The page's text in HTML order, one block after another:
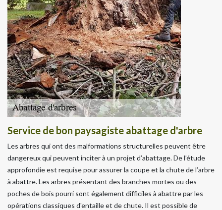
Service de bon paysagiste abattage d'arbre
Les arbres qui ont des malformations structurelles peuvent être
dangereux qui peuvent inciter à un projet d’abattage. De l’étude
approfondie est requise pour assurer la coupe et la chute de l’arbre
à abattre. Les arbres présentant des branches mortes ou des
poches de bois pourri sont également difficiles à abattre par les
opérations classiques d'entaille et de chute. Il est possible de